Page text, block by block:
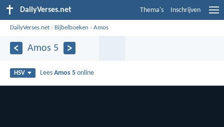
DailyVerses.net Thema's Inschrijven
DailyVerses.net › Bijbelboeken ›Amos
Amos 5
HSV LeesAmos 5 online